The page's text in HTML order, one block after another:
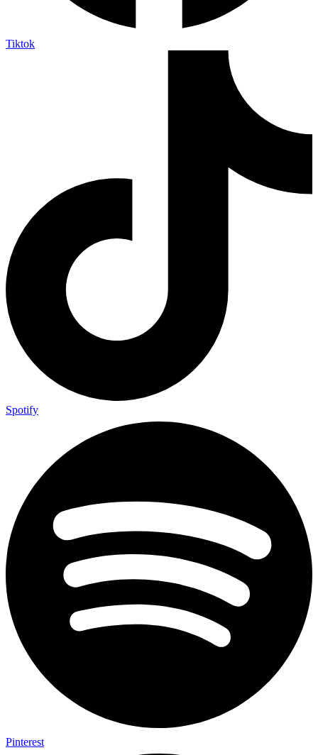
Tiktok
Spotify
Pinterest